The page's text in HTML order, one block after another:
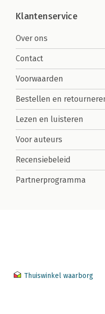
Klantenservice
Over ons
Contact
Voorwaarden
Bestellen en
Lezen en luisteren
Voor auteurs
Recensiebeleid
Partnerprogramma
Thuiswinkel waarborg